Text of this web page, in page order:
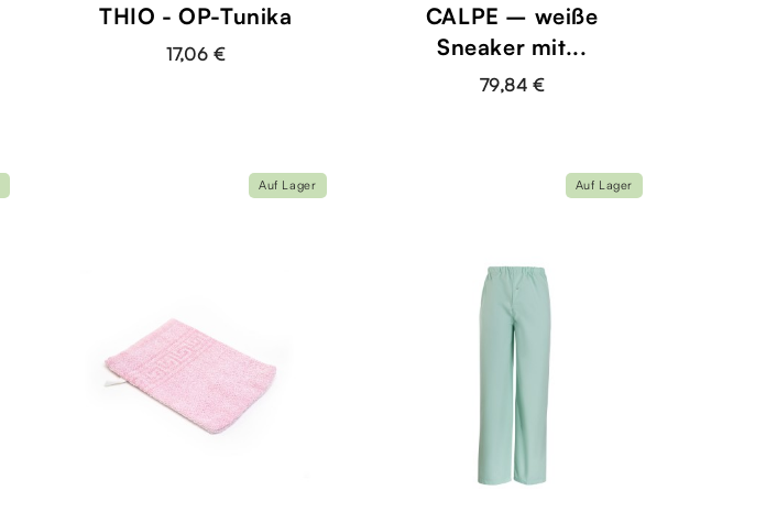
THIO - OP-Tunika
17,06 €
CALPE – weiße
Sneaker mit...
79,84 €
Auf Lager Auf Lager